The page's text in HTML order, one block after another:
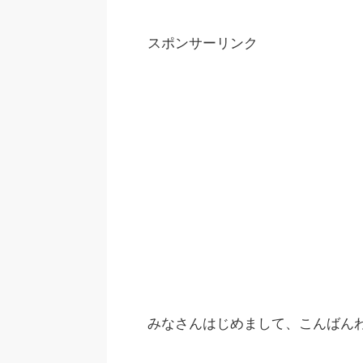
スポンサーリンク
みなさんはじめまして、こんばん